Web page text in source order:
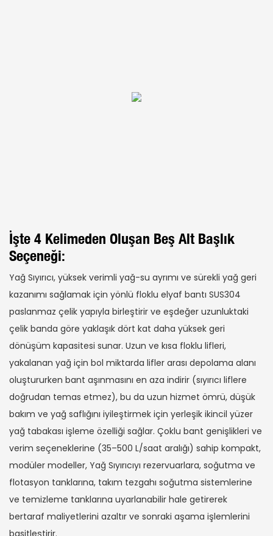
İşte 4 Kelimeden Oluşan Beş Alt Başlık
Seçeneği:
Yağ Sıyırıcı, yüksek verimli yağ-su ayrımı ve sürekli yağ geri
kazanımı sağlamak için yönlü floklu elyaf bantı SUS304
paslanmaz çelik yapıyla birleştirir ve eşdeğer uzunluktaki
çelik banda göre yaklaşık dört kat daha yüksek geri
dönüşüm kapasitesi sunar. Uzun ve kısa floklu lifleri,
yakalanan yağ için bol miktarda lifler arası depolama alanı
oluştururken bant aşınmasını en aza indirir (sıyırıcı liflere
doğrudan temas etmez), bu da uzun hizmet ömrü, düşük
bakım ve yağ saflığını iyileştirmek için yerleşik ikincil yüzer
yağ tabakası işleme özelliği sağlar. Çoklu bant genişlikleri ve
verim seçeneklerine (35–500 L/saat aralığı) sahip kompakt,
modüler modeller, Yağ Sıyırıcıyı rezervuarlara, soğutma ve
flotasyon tanklarına, takım tezgahı soğutma sistemlerine
ve temizleme tanklarına uyarlanabilir hale getirerek
bertaraf maliyetlerini azaltır ve sonraki aşama işlemlerini